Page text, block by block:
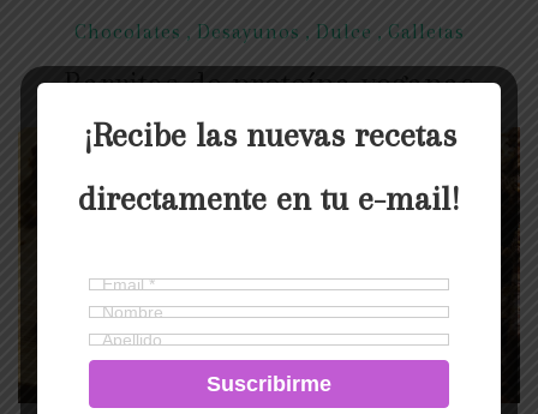
Chocolates , Desayunos , Dulce , Galletas
Barritas de proteína veganas
¡Recibe las nuevas recetas
directamente en tu e-mail!